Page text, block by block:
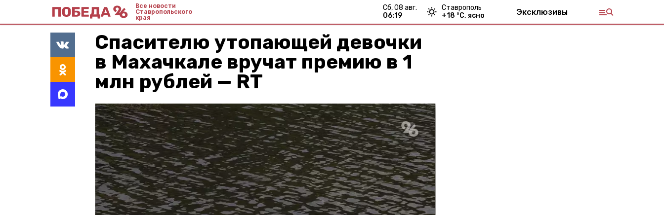
Все новости
Ставропольского
края
сб, 08 авг.
06:19
Ставрополь
+18 °С, ясно Эксклюзивы
Спасителю утопающей девочки
в Махачкале вручат премию в 1
млн рублей — RT